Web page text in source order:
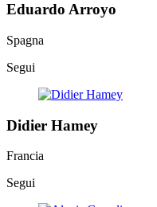
Eduardo Arroyo
Spagna
Segui
Didier Hamey
Francia
Segui